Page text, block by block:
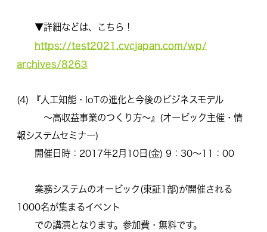
▼詳細などは、こちら！
https://test2021.cvcjapan.com/wp/
archives/8263
(4) 『人工知能・IoTの進化と今後のビジネスモデル
～高収益事業のつくり方～』(オービック主催・ 情
報システムセミナー)
開催日時：2017年2月10日(金) 9：30～11：00
業務システムのオービック(東証1部)が開催される
1000名が集まるイベント
での講演となります。参加費・無料です。